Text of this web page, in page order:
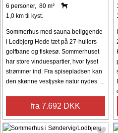
6 personer, 80 m²
1,0 km til kyst.
Sommerhus med sauna beliggende
i Lodbjerg Hede tæt på 27-hullers
golfbane og fiskesø. Sommerhuset
har store vinduespartier, hvor lyset
strømmer ind. Fra spisepladsen kan
den skønne vestjyske natur nydes. ...
fra 7.692 DKK